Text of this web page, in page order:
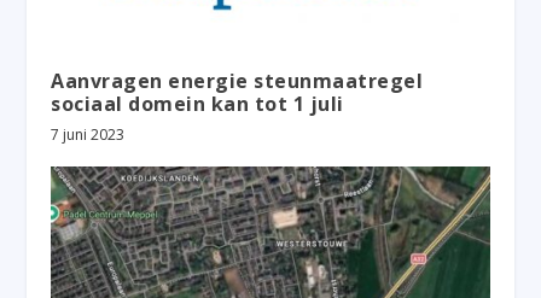
Aanvragen energie steunmaatregel
sociaal domein kan tot 1 juli
7 juni 2023